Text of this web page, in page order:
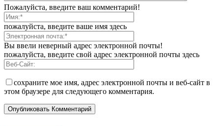
Пожалуйста, введите ваш комментарий!
пожалуйста, введите ваше имя здесь
Вы ввели неверный адрес электронной почты!
пожалуйста, введите свой адрес электронной почты здесь
сохраните мое имя, адрес электронной почты и веб-сайт в
этом браузере для следующего комментария.